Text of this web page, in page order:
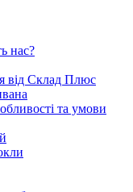
нас?
від Склад Плюс
та умови